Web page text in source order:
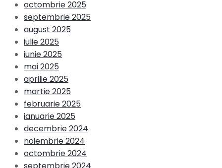
octombrie 2025
septembrie 2025
august 2025
iulie 2025
iunie 2025
mai 2025
aprilie 2025
martie 2025
februarie 2025
ianuarie 2025
decembrie 2024
noiembrie 2024
octombrie 2024
septembrie 2024